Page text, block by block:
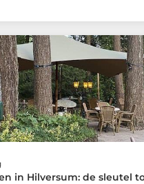
in Hilversum: de sleutel